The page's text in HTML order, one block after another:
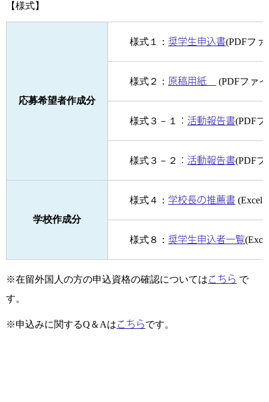
【様式】
応募希望者作成分
様式１： 奨学生申込書(PDFファ
様式２： 原稿用紙 (PDFファ
様式３－１ ： 活動報告書(PDFフ
様式３－２ ： 活動報告書(PDFフ
学校作成分
様式４： 学校長の推薦書 (Excel
様式８： 奨学生申込者一覧
※在留外国人の方の申込資格の確認についてはこちら で
す。
※申込みに関するQ＆Aはこちらです。